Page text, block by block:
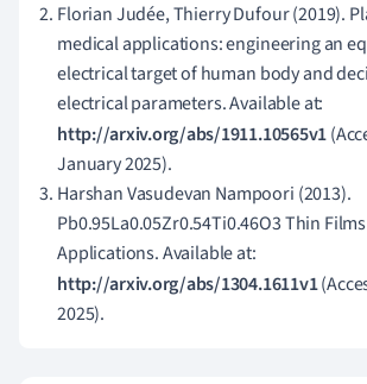
Florian Judée, Thierry Dufour (2019).
medical applications: engineering an
electrical target of human body and
electrical parameters. Available at:
http://arxiv.org/abs/1911.10565v1
January 2025).
Harshan Vasudevan Nampoori (2013).
Pb0.95La0.05Zr0.54Ti0.46O3 Thin
Applications. Available at:
http://arxiv.org/abs/1304.1611v1
2025).